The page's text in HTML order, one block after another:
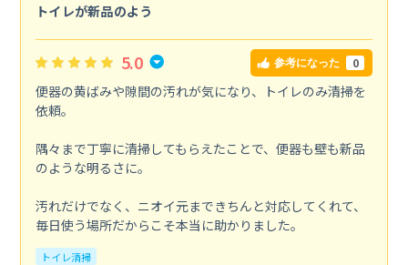
トイレが新品のよう
5.0 参考になった 0
便器の黄ばみや隙間の汚れが気になり、トイレのみ清掃を
依頼。
隅々まで丁寧に清掃してもらえたことで、便器も壁も新品
のような明るさに。
汚れだけでなく、ニオイ元まできちんと対応してくれて、
毎日使う場所だからこそ本当に助かりました。
トイレ清掃